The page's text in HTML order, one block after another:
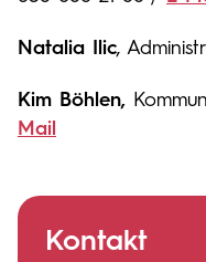
Natalia Ilic,
Kim Böhlen,
Mail
Kontakt